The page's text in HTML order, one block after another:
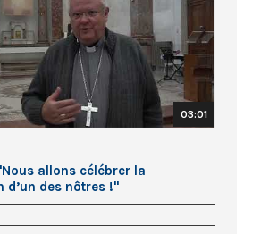
03:01
allons célébrer la
d’un des nôtres !"